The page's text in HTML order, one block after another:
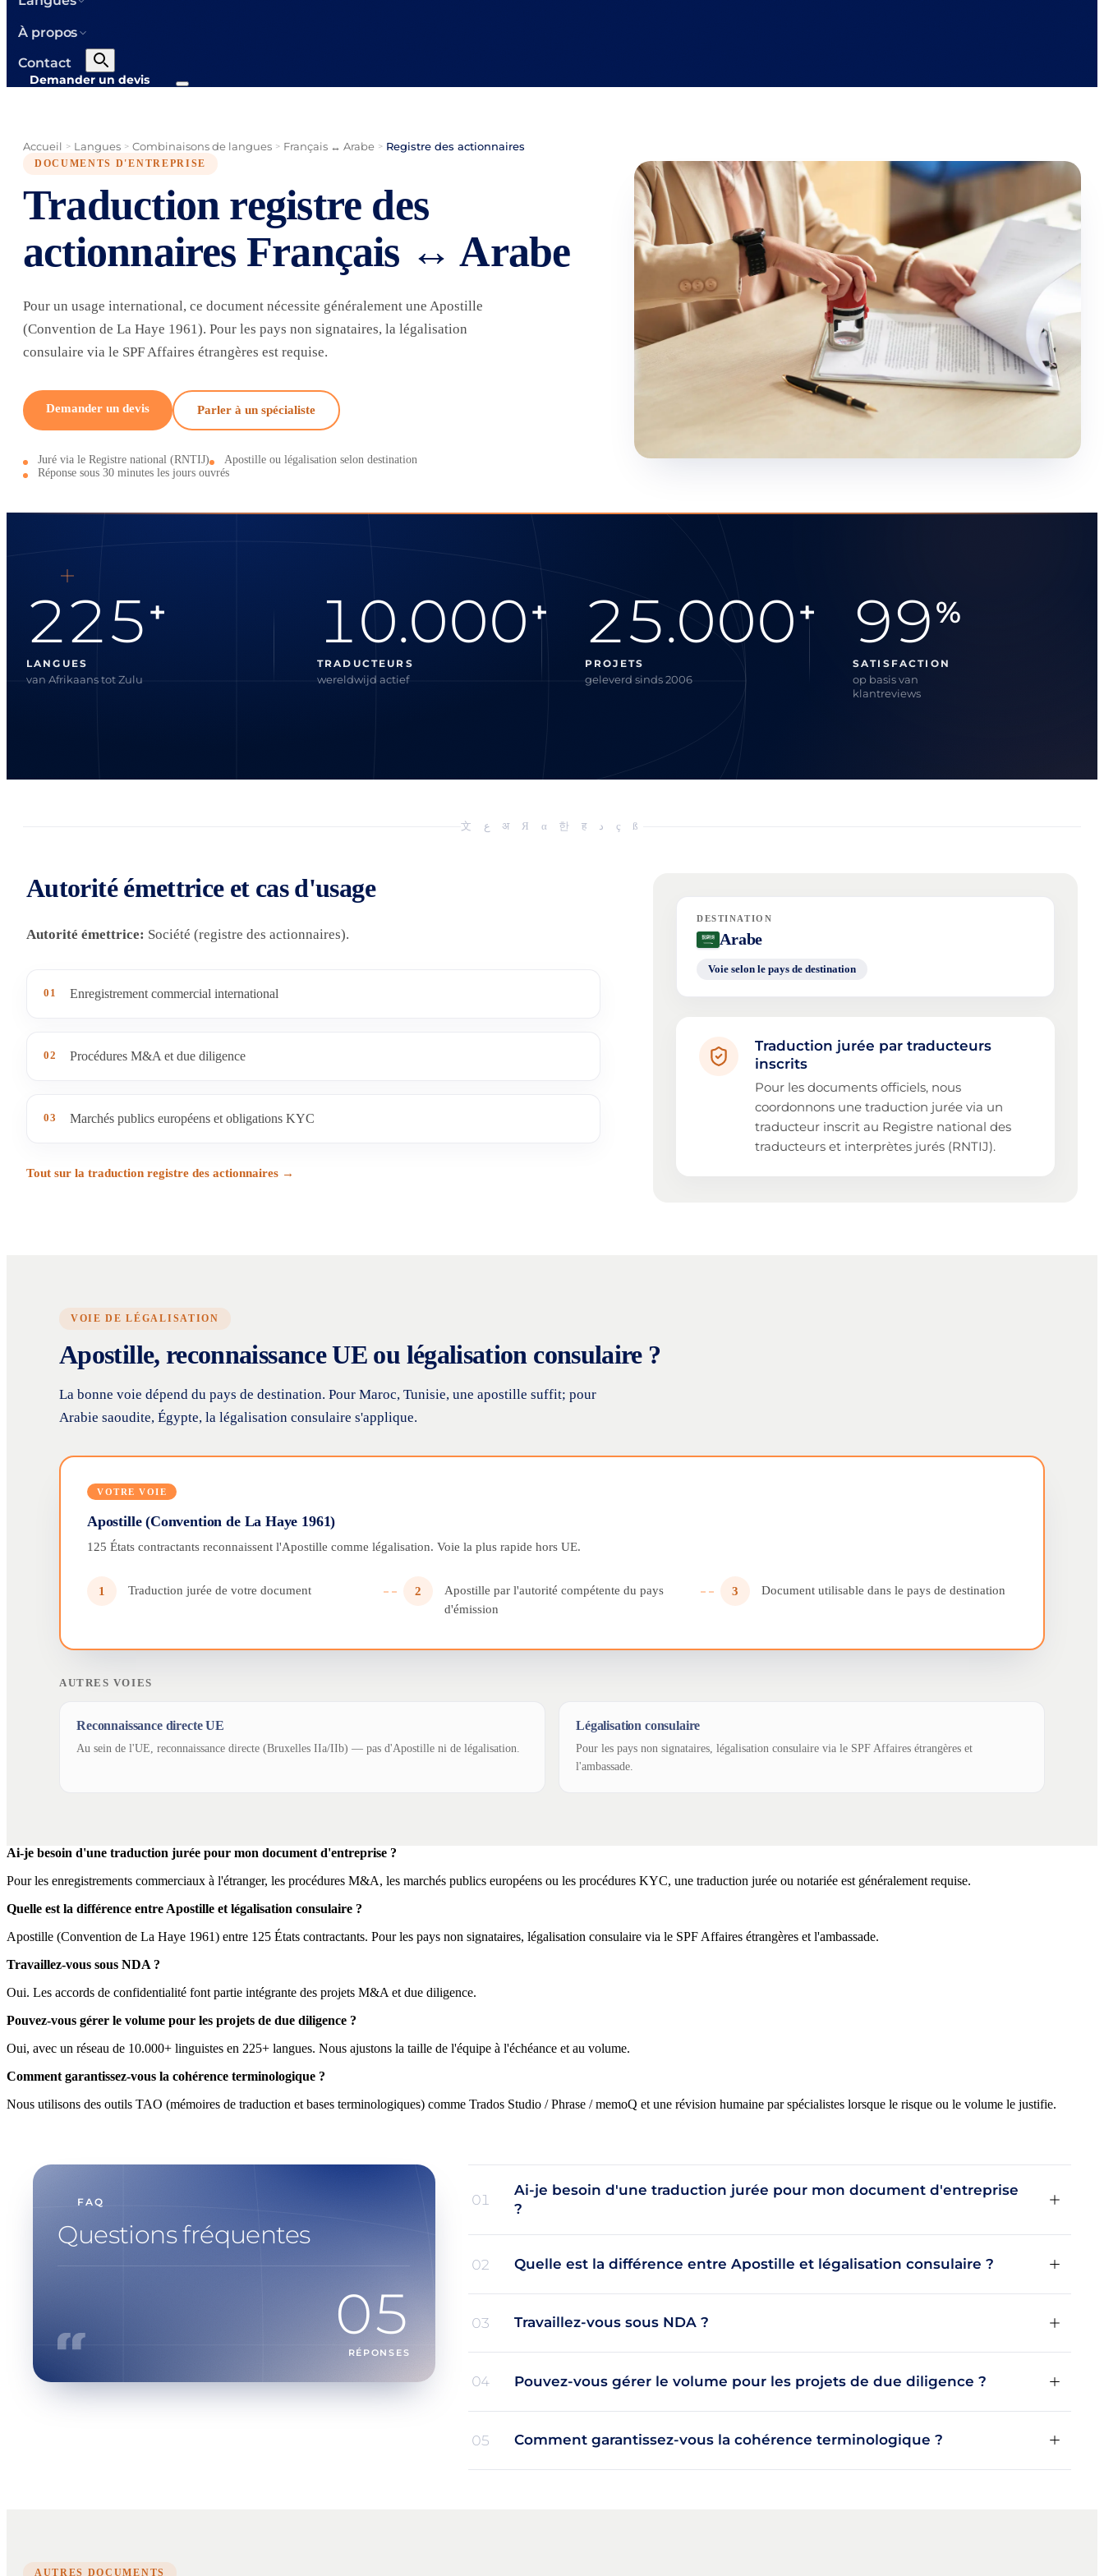
À propos
Contact
Demander un devis
Accueil > Langues > Combinaisons de langues > Français ↔ Arabe > Registre des actionnaires
DOCUMENTS D'ENTREPRISE
Traduction registre des
actionnaires Français ↔ Arabe
Pour un usage international, ce document nécessite généralement une Apostille
(Convention de La Haye 1961). Pour les pays non signataires, la légalisation
consulaire via le SPF Affaires étrangères est requise.
Demander un devis Parler à un spécialiste
Juré via le Registre national (RNTIJ)
Apostille ou légalisation selon destination
Réponse sous 30 minutes les jours ouvrés
225 +
LANGUES
van Afrikaans tot Zulu
10.000+
TRADUCTEURS
wereldwijd actief
25.000+
PROJETS
geleverd sinds 2006
99%
SATISFACTION
op basis van
klantreviews
文 ع अ Я α 한 ह د ç ß
Autorité émettrice et cas d'usage
Autorité émettrice: Société (registre des actionnaires).
01 Enregistrement commercial international
02 Procédures M&A et due diligence
03 Marchés publics européens et obligations KYC
Tout sur la traduction registre des actionnaires →
DESTINATION
Arabe
Voie selon le pays de destination
Traduction jurée par traducteurs
inscrits
Pour les documents officiels, nous
coordonnons une traduction jurée via un
traducteur inscrit au Registre national des
traducteurs et interprètes jurés (RNTIJ).
VOIE DE LÉGALISATION
Apostille, reconnaissance UE ou légalisation consulaire ?
La bonne voie dépend du pays de destination. Pour Maroc, Tunisie, une apostille suffit; pour
Arabie saoudite, Égypte, la légalisation consulaire s'applique.
VOTRE VOIE
Apostille (Convention de La Haye 1961)
125 États contractants reconnaissent l'Apostille comme légalisation. Voie la plus rapide hors UE.
1 Traduction jurée de votre document 2
Apostille par l'autorité compétente du pays
d'émission
3 Document utilisable dans le pays de destination
AUTRES VOIES
Reconnaissance directe UE
Au sein de l'UE, reconnaissance directe (Bruxelles IIa/IIb) — pas d'Apostille ni de légalisation.
Légalisation consulaire
Pour les pays non signataires, légalisation consulaire via le SPF Affaires étrangères et
l'ambassade.
Ai-je besoin d'une traduction jurée pour mon document d'entreprise ?
Pour les enregistrements commerciaux à l'étranger, les procédures M&A, les marchés publics européens ou les procédures KYC, une traduction jurée ou notariée est généralement requise.
Quelle est la différence entre Apostille et légalisation consulaire ?
Apostille (Convention de La Haye 1961) entre 125 États contractants. Pour les pays non signataires, légalisation consulaire via le SPF Affaires étrangères et l'ambassade.
Travaillez-vous sous NDA ?
Oui. Les accords de confidentialité font partie intégrante des projets M&A et due diligence.
Pouvez-vous gérer le volume pour les projets de due diligence ?
Oui, avec un réseau de 10.000+ linguistes en 225+ langues. Nous ajustons la taille de l'équipe à l'échéance et au volume.
Comment garantissez-vous la cohérence terminologique ?
Nous utilisons des outils TAO (mémoires de traduction et bases terminologiques) comme Trados Studio / Phrase / memoQ et une révision humaine par spécialistes lorsque le risque ou le volume le justifie.
FAQ
Questions fréquentes
05
RÉPONSES
01
Ai-je besoin d'une traduction jurée pour mon document d'entreprise
?
02 Quelle est la différence entre Apostille et légalisation consulaire ?
03 Travaillez-vous sous NDA ?
04 Pouvez-vous gérer le volume pour les projets de due diligence ?
05 Comment garantissez-vous la cohérence terminologique ?
AUTRES DOCUMENTS